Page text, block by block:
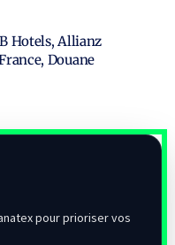
Hotels, Allianz
Douane
pour prioriser vos